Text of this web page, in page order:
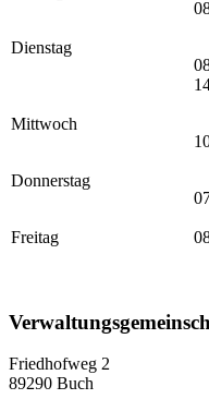
Dienstag
Mittwoch
Donnerstag
Freitag
Friedhofweg 2
89290 Buch